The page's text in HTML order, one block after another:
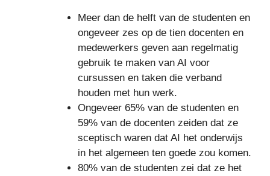
Meer dan de helft van de studenten en
ongeveer zes op de tien docenten en
medewerkers geven aan regelmatig
gebruik te maken van AI voor
cursussen en taken die verband
houden met hun werk.
Ongeveer 65% van de studenten en
59% van de docenten zeiden dat ze
sceptisch waren dat AI het onderwijs
in het algemeen ten goede zou komen.
80% van de studenten zei dat ze het